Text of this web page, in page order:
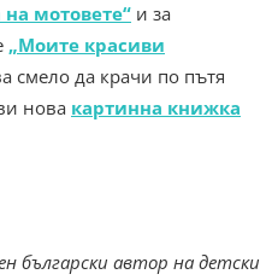
мотовете“ и за
„Моите красиви
смело да крачи по пътя
нова картинна книжка
български автор на детски